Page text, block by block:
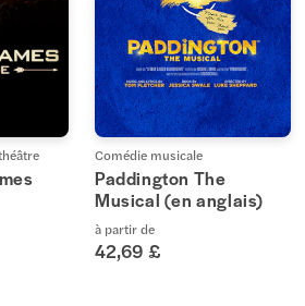
Comédie musicale
Paddington The
Musical (en anglais)
à partir de
42,69 £